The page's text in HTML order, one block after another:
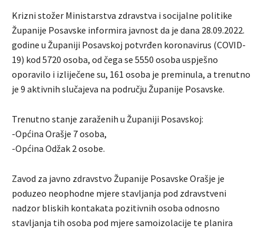
Krizni stožer Ministarstva zdravstva i socijalne politike
Županije Posavske informira javnost da je dana 28.09.2022.
godine u Županiji Posavskoj potvrđen koronavirus (COVID-
19) kod 5720 osoba, od čega se 5550 osoba uspješno
oporavilo i izliječene su, 161 osoba je preminula, a trenutno
je 9 aktivnih slučajeva na području Županije Posavske.
Trenutno stanje zaraženih u Županiji Posavskoj:
-Općina Orašje 7 osoba,
-Općina Odžak 2 osobe.
Zavod za javno zdravstvo Županije Posavske Orašje je
poduzeo neophodne mjere stavljanja pod zdravstveni
nadzor bliskih kontakata pozitivnih osoba odnosno
stavljanja tih osoba pod mjere samoizolacije te planira